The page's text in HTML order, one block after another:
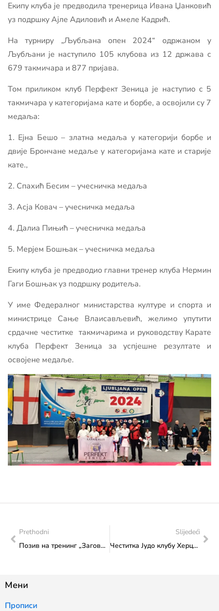
Екипу клуба је предводила тренерица Ивана Џанковић
уз подршку Ајле Адиловић и Амеле Кадрић.
На турниру „Љубљана опен 2024“ одржаном у
Љубљани је наступило 105 клубова из 12 држава с
679 такмичара и 877 пријава.
Том приликом клуб Перфект Зеница је наступио с 5
такмичара у категоријама кате и борбе, а освојили су 7
медаља:
1. Ејна Бешо – златна медаља у категорији борбе и
двије Брончане медаље у категоријама кате и старије
кате.,
2. Спахић Бесим – учесничка медаља
3. Асја Ковач – учесничка медаља
4. Далиа Пињић – учесничка медаља
5. Мерјем Бошњак – учесничка медаља
Екипу клуба је предводио главни тренер клуба Нермин
Гаги Бошњак уз подршку родитеља.
У име Федералног министарства културе и спорта и
министрице Сање Влаисављевић, желимо упутити
срдачне честитке такмичарима и руководству Карате
клуба Перфект Зеница за успјешне резултате и
освојене медаље.
Prethodni
Позив на тренинг „Заговарање младих за људска права и демократију“, од 26. до 31. јануара 2025. године у Стразбуру
Slijedeći
Честитка Јудо клубу Херцег Мостар за остварене успјехе на Еуропском џудо купу за кадете и кадеткиње одржаном у Солуну, Грчка
Мени
Прописи